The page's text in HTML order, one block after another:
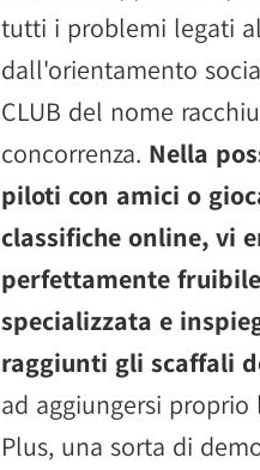
tutti i problemi legati
dall'orientamento
CLUB del nome
concorrenza. Nella
piloti con amici o
classifiche online, vi
perfettamente
specializzata e
raggiunti gli scaffali
ad aggiungersi
Plus, una sorta di